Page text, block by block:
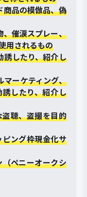
商品の模倣品、偽
、催涙スプレー、
用されるもの
誘したり、紹介し
マーケティング、
したり、紹介し
聴、盗撮を目的
ング枠現金化サ
ペニーオークシ